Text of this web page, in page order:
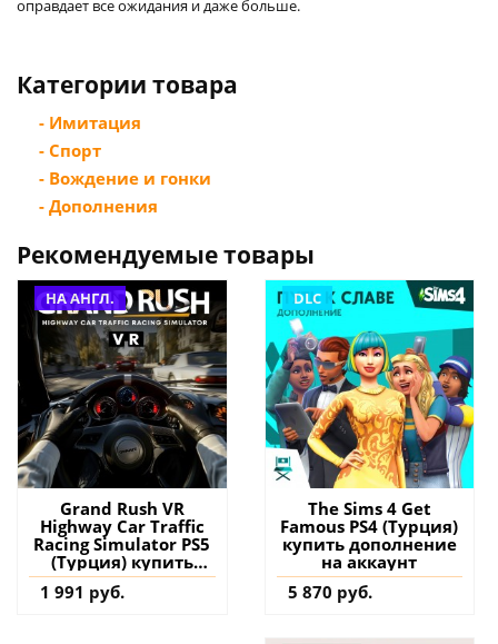
оправдает все ожидания и даже больше.
Категории товара
- Имитация
- Спорт
- Вождение и гонки
- Дополнения
Рекомендуемые товары
НА АНГЛ.
Grand Rush VR
Highway Car Traffic
Racing Simulator PS5
(Турция) купить
игру на аккаунт
1 991 руб.
DLC
The Sims 4 Get
Famous PS4 (Турция)
купить дополнение
на аккаунт
5 870 руб.